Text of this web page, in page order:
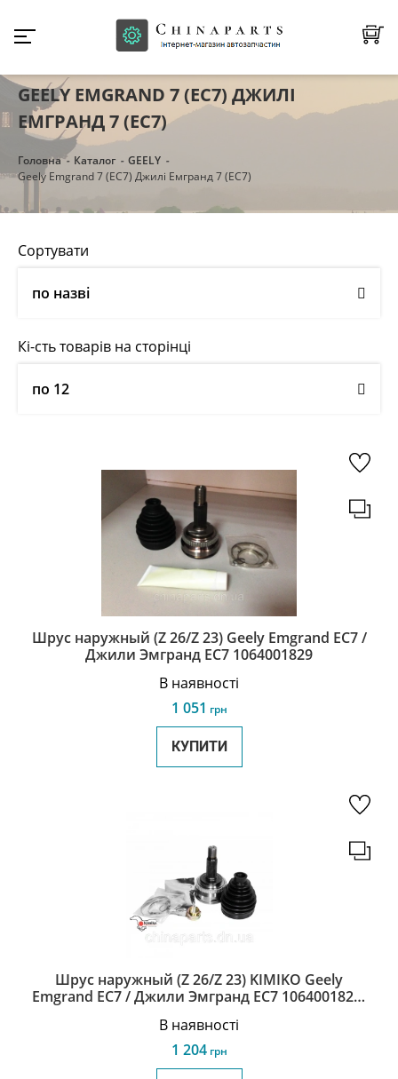
GEELY EMGRAND 7 (EC7) ДЖИЛІ
ЕМГРАНД 7 (ЕC7)
Головна Каталог
GEELY
Geely Emgrand 7 (EC7) Джилі Емгранд 7 (ЕC7)
Сортувати
по назві
Кі-сть товарів на сторінці
по 12
Шрус наружный (Z 26/Z 23) Geely Emgrand EC7 /
Джили Эмгранд ЕС7 1064001829
В наявності
1 051 грн
КУПИТИ
Шрус наружный (Z 26/Z 23) KIMIKO Geely
Emgrand EC7 / Джили Эмгранд ЕС7 1064001829-
В наявності
1 204грн